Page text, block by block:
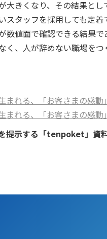
大きくなり、その結果と
スタッフを採用しても定
数値面で確認できる結果
く、人が辞めない職場を
まれる、「お客さまの感動
まれる、「お客さまの感動
提示する「tenpoket」資